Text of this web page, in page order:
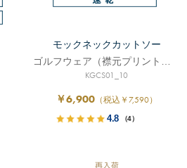
モックネックカットソー
KGCS01_10
￥6,900 （税込￥7,590）
4.8 （4）